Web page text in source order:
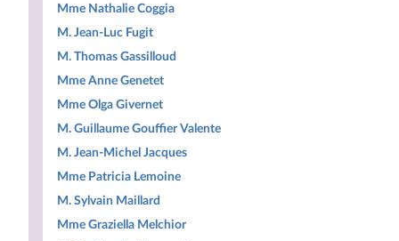
Mme Nathalie Coggia
M. Jean-Luc Fugit
M. Thomas Gassilloud
Mme Anne Genetet
Mme Olga Givernet
M. Guillaume Gouffier Valente
M. Jean-Michel Jacques
Mme Patricia Lemoine
M. Sylvain Maillard
Mme Graziella Melchior